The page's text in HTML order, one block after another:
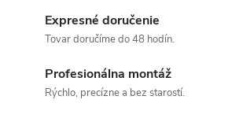
Expresné doručenie
Tovar doručíme do 48 hodín.
Profesionálna montáž
Rýchlo, precízne a bez starostí.